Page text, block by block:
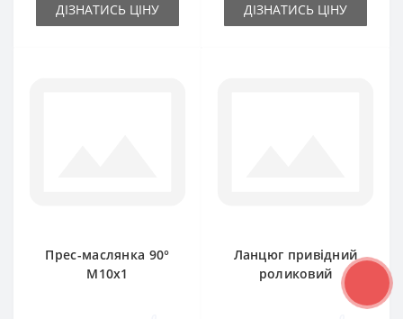
ДІЗНАТИСЬ ЦІНУ ДІЗНАТИСЬ ЦІНУ
Прес-маслянка 90°
М10х1
Ланцюг привідний
роликовий
дворядний 5м 08A-